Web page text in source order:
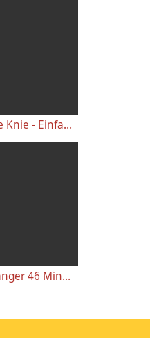
Yoga für gesunde Knie - Einfache wirkungsvolle Gelenkübungen
Yogastunde Anfänger 46 Minuten